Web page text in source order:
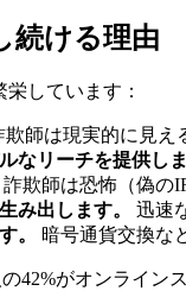
続ける理由
しています：
欺師は現実的に見え
なリーチを提供しま
詐欺師は恐怖（偽の
み出します。
迅速
。
暗号通貨交換な
42%がオンライン